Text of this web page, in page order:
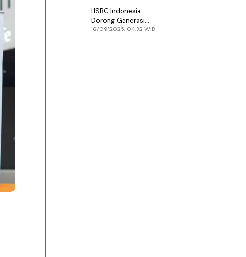
Gaya Hidup Sehat
untuk Generasi
Urban
HSBC Indonesia
Dorong Generasi
Muda Seimbangkan
16/09/2025, 04.32 WIB